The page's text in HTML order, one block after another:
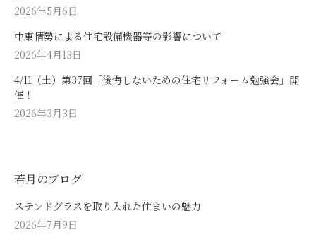
2026年5月6日
中東情勢による住宅設備機器等の影響について
2026年4月13日
4/11（土）第37回「後悔しないための住宅リフォーム勉強会」開
催！
2026年3月3日
若月のブログ
ステンドグラスを取り入れた住まいの魅力
2026年7月9日